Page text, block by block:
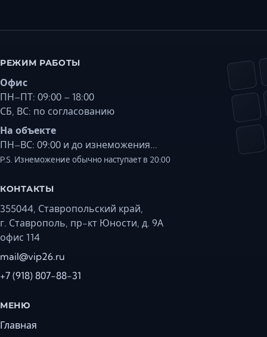
РЕЖИМ РАБОТЫ
Офис
ПН–ПТ: 09:00 – 18:00
СБ, ВС: по согласованию
На объекте
ПН–ВС: 09:00 и до изнеможения...
P.S. Изнеможение обычно наступает в 20:00
КОНТАКТЫ
355044, Ставропольский край,
г. Ставрополь, пр-кт Юности, д. 9А
офис 114
mail@vip26.ru
+7 (918) 807-88-31
МЕНЮ
Главная